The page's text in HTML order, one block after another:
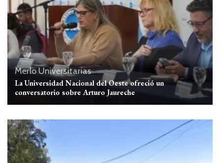
Merlo Universitarias
La Universidad Nacional del Oeste ofreció un
conversatorio sobre Arturo Jaureche